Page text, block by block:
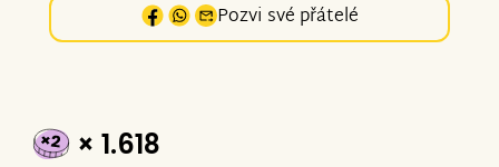
Pozvi své přátelé
× 1.618